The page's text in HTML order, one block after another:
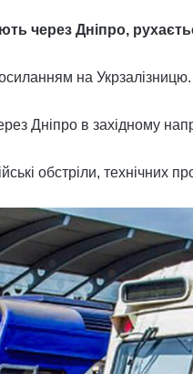
через Дніпро,
на Укрзалізницю.
Дніпро в західному
обстріли, технічних